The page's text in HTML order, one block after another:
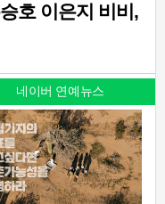
호 이은지 비비,
네이버 연예뉴스